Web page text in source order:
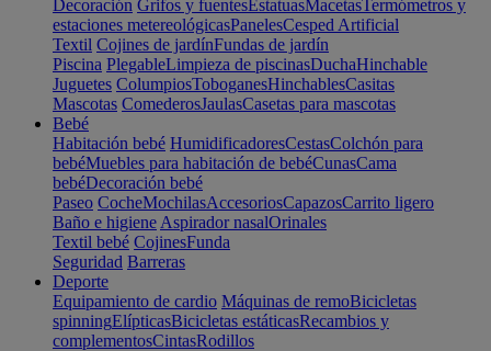
Decoración Grifos y fuentesEstatuasMacetasTermómetros y
estaciones metereológicasPanelesCesped Artificial
Textil Cojines de jardínFundas de jardín
Piscina PlegableLimpieza de piscinasDuchaHinchable
Juguetes ColumpiosToboganesHinchablesCasitas
Mascotas ComederosJaulasCasetas para mascotas
Bebé
Habitación bebé HumidificadoresCestasColchón para
bebéMuebles para habitación de bebéCunasCama
bebéDecoración bebé
Paseo CocheMochilasAccesoriosCapazosCarrito ligero
Baño e higiene Aspirador nasalOrinales
Textil bebé CojinesFunda
Seguridad Barreras
Deporte
Equipamiento de cardio Máquinas de remoBicicletas
spinningElípticasBicicletas estáticasRecambios y
complementosCintasRodillos